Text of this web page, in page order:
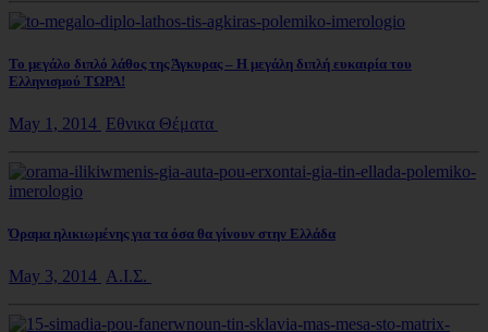
Το μεγάλο διπλό λάθος της Άγκυρας – Η μεγάλη διπλή ευκαιρία του
Ελληνισμού ΤΩΡΑ!
May 1, 2014 Εθνικα Θέματα
Όραμα ηλικιωμένης για τα όσα θα γίνουν στην Ελλάδα
May 3, 2014 Α.Ι.Σ.